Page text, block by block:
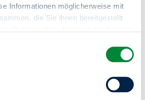
Informationen möglicherweise mit
die Sie ihnen bereitgestellt
Ihre erteilten Einwilligungen
Dies ist über einen erneuten
über den Button am unteren linken
8-18 Uhr / Fr von 8-15 Uhr